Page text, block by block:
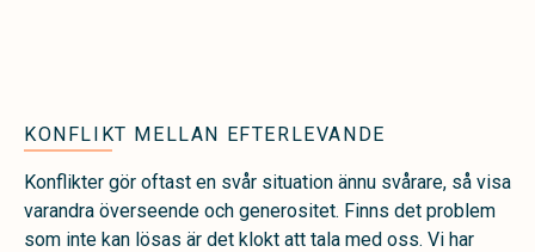
KONFLIKT MELLAN EFTERLEVANDE
Konflikter gör oftast en svår situation ännu svårare, så visa
varandra överseende och generositet. Finns det problem
som inte kan lösas är det klokt att tala med oss. Vi har